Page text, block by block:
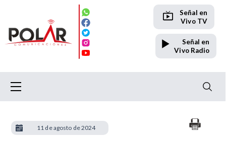
Señal en
Vivo TV
Señal en
Vivo Radio
11 de agosto de 2024